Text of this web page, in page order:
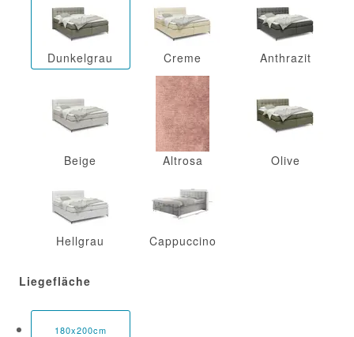
Dunkelgrau Creme Anthrazit
Beige Altrosa Olive
Hellgrau Cappuccino
Liegefläche
180x200cm